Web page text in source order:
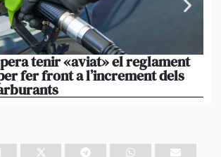
tenir «aviat» el reglament
fer front a l’increment dels